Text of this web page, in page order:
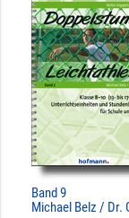
Band 9
Michael Belz / Dr.